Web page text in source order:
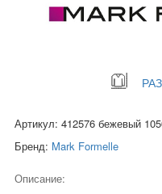
Артикул: 412576 бежевый
Бренд: Mark Formelle
Описание: